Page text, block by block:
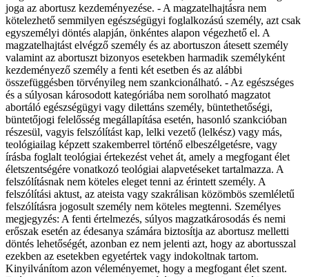
joga az abortusz kezdeményezése. - A magzatelhajtásra nem
kötelezhető semmilyen egészségügyi foglalkozású személy, azt csak
egyszemélyi döntés alapján, önkéntes alapon végezhető el. A
magzatelhajtást elvégző személy és az abortuszon átesett személy
valamint az abortuszt bizonyos esetekben harmadik személyként
kezdeményező személy a fenti két esetben és az alábbi
összefüggésben törvényileg nem szankcionálható. - Az egészséges
és a súlyosan károsodott kategóriába nem sorolható magzatot
abortáló egészségügyi vagy dilettáns személy, büntethetőségi,
büntetőjogi felelősség megállapítása esetén, hasonló szankcióban
részesül, vagyis felszólítást kap, lelki vezető (lelkész) vagy más,
teológiailag képzett szakemberrel történő elbeszélgetésre, vagy
írásba foglalt teológiai értekezést vehet át, amely a megfogant élet
életszentségére vonatkozó teológiai alapvetéseket tartalmazza. A
felszólításnak nem köteles eleget tenni az érintett személy. A
felszólítási aktust, az ateista vagy szakrálisan közömbös szemléletű
felszólításra jogosult személy nem köteles megtenni. Személyes
megjegyzés: A fenti értelmezés, súlyos magzatkárosodás és nemi
erőszak esetén az édesanya számára biztosítja az abortusz melletti
döntés lehetőségét, azonban ez nem jelenti azt, hogy az abortusszal
ezekben az esetekben egyetértek vagy indokoltnak tartom.
Kinyilvánítom azon véleményemet, hogy a megfogant élet szent.